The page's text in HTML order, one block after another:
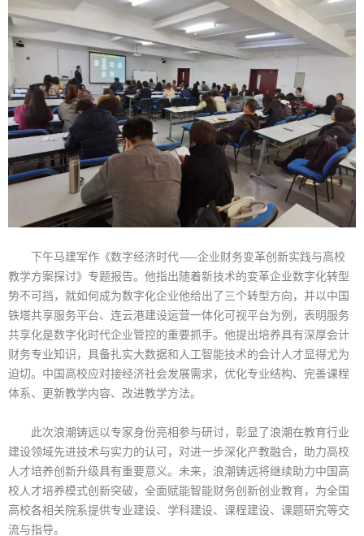
下午马建军作《数字经济时代——企业财务变革创新实践与高校
教学方案探讨》专题报告。他指出随着新技术的变革企业数字化转型
势不可挡，就如何成为数字化企业他给出了三个转型方向，并以中国
铁塔共享服务平台、连云港建设运营一体化可视平台为例，表明服务
共享化是数字化时代企业管控的重要抓手。他提出培养具有深厚会计
财务专业知识，具备扎实大数据和人工智能技术的会计人才显得尤为
迫切。中国高校应对接经济社会发展需求，优化专业结构、完善课程
体系、更新教学内容、改进教学方法。
此次浪潮铸远以专家身份亮相参与研讨，彰显了浪潮在教育行业
建设领域先进技术与实力的认可，对进一步深化产教融合，助力高校
人才培养创新升级具有重要意义。未来，浪潮铸远将继续助力中国高
校人才培养模式创新突破，全面赋能智能财务创新创业教育，为全国
高校各相关院系提供专业建设、学科建设、课程建设、课题研究等交
流与指导。